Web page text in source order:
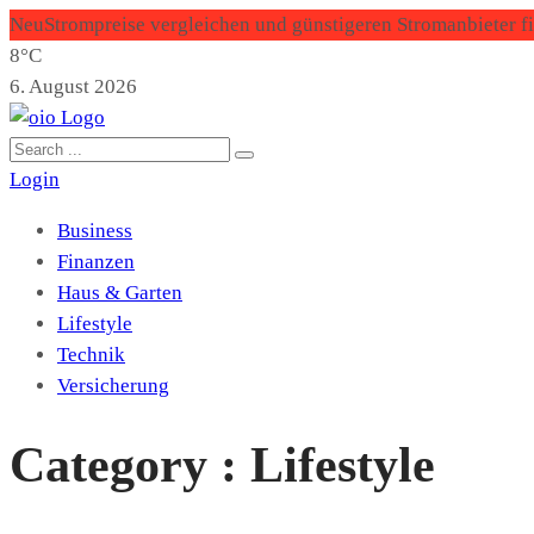
NeuStrompreise vergleichen und günstigeren Stromanbieter
8°C
6. August 2026
Login
Business
Finanzen
Haus & Garten
Lifestyle
Technik
Versicherung
Category : Lifestyle